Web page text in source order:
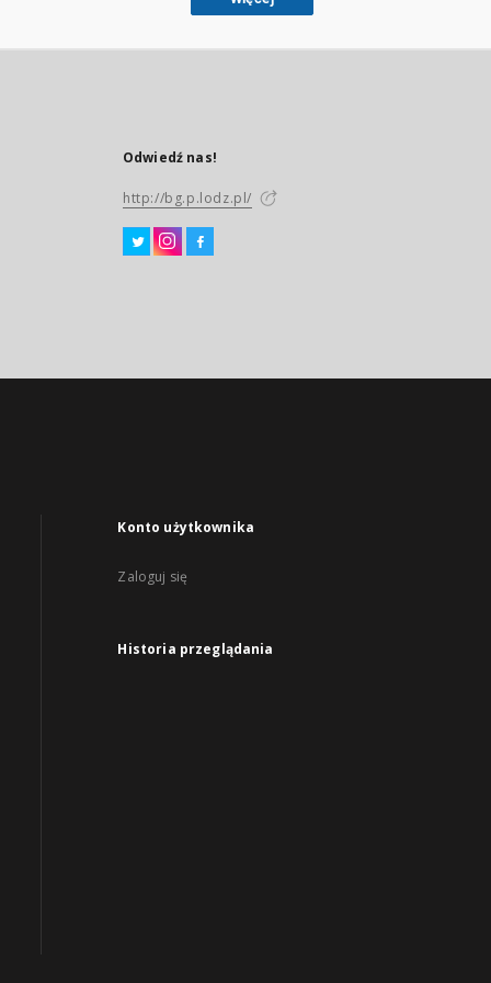
Odwiedź nas!
http://bg.p.lodz.pl/
Konto użytkownika
Zaloguj się
Historia przeglądania